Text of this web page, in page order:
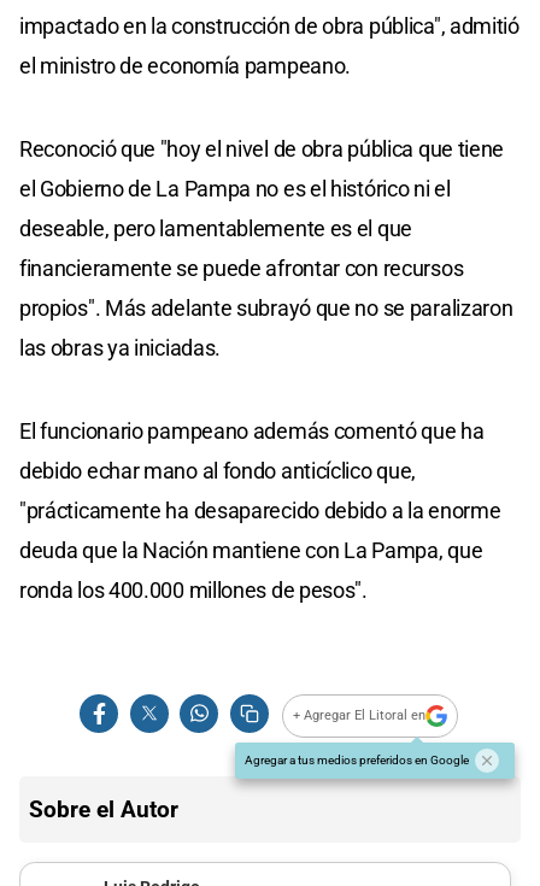
impactado en la construcción de obra pública", admitió
el ministro de economía pampeano.
Reconoció que "hoy el nivel de obra pública que tiene
el Gobierno de La Pampa no es el histórico ni el
deseable, pero lamentablemente es el que
financieramente se puede afrontar con recursos
propios". Más adelante subrayó que no se paralizaron
las obras ya iniciadas.
El funcionario pampeano además comentó que ha
debido echar mano al fondo anticíclico que,
"prácticamente ha desaparecido debido a la enorme
deuda que la Nación mantiene con La Pampa, que
ronda los 400.000 millones de pesos".
+ Agregar El Litoral en
Agregar a tus medios preferidos en Google
Sobre el Autor